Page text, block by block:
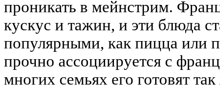
проникать в мейнстрим.
кускус и тажин, и эти блюда
популярными, как пицца или
прочно ассоциируется с
многих семьях его готовят